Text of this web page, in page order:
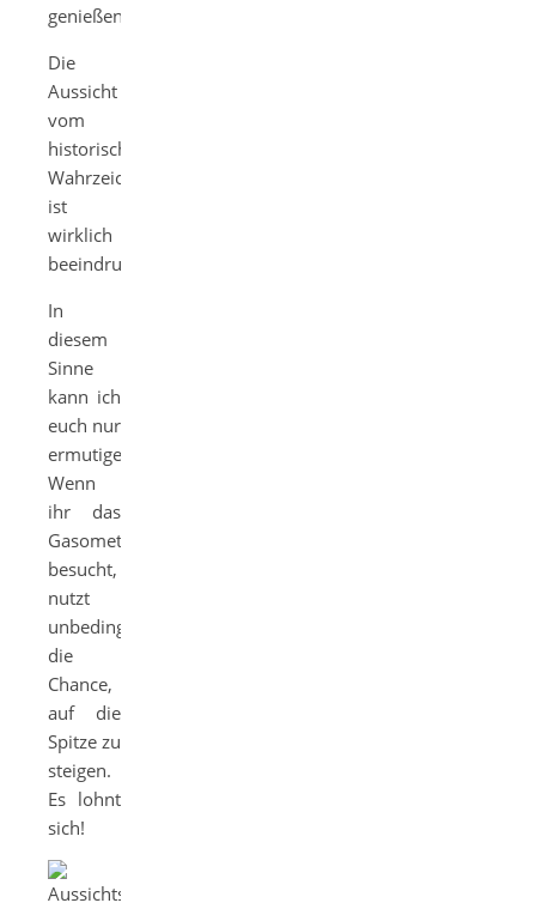
genießen.
Die
Aussicht
vom
historischen
Wahrzeichen
ist
wirklich
beeindruckend.
In
diesem
Sinne
kann ich
euch nur
ermutigen:
Wenn
ihr das
Gasometer
besucht,
nutzt
unbedingt
die
Chance,
auf die
Spitze zu
steigen.
Es lohnt
sich!